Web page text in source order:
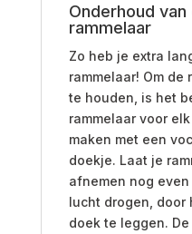
Onderhoud
rammelaar
Zo heb je extra
rammelaar! Om de
te houden, is het
rammelaar voor
maken met een
doekje. Laat je
afnemen nog
lucht drogen, door
doek te leggen.